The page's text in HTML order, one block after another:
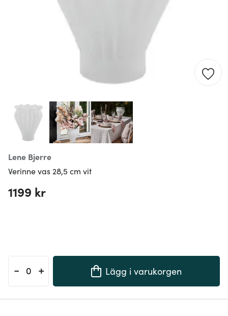
Lene Bjerre
Verinne vas 28,5 cm vit
1199 kr
- + Lägg i varukorgen